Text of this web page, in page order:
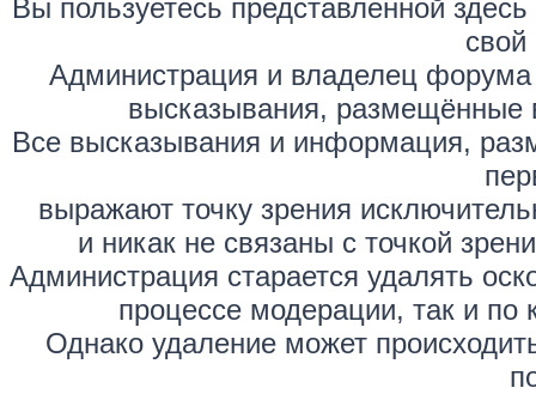
Вы пользуетесь представленной
свой
Администрация и владелец форума
высказывания, размещённые
Все высказывания и информация,
выражают точку зрения
и никак не связаны с точкой
Администрация старается удалять
процессе модерации, так и по
Однако удаление может